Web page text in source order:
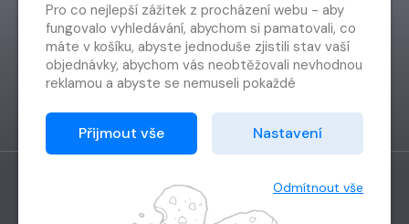
Vytvořilo Grand IT s.r.o.
Pro co nejlepší zážitek z procházení webu - aby
fungovalo vyhledávání, abychom si pamatovali, co
máte v košíku, abyste jednoduše zjistili stav vaší
objednávky, abychom vás neobtěžovali nevhodnou
reklamou a abyste se nemuseli pokaždé
Proto od vás potřebujeme souhlas se
zpracováním souborů cookies
Děkujeme, že nám ho dáte a pomůžete nám tak
Přijmout vše Nastavení
Odmítnout vše